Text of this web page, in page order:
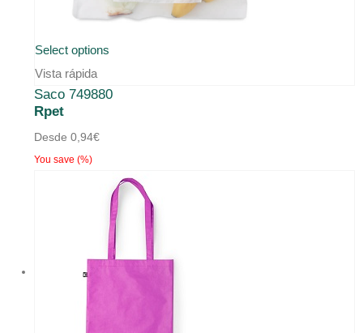
Select options
Vista rápida
Saco 749880
Rpet
Desde 0,94€
You save (%)